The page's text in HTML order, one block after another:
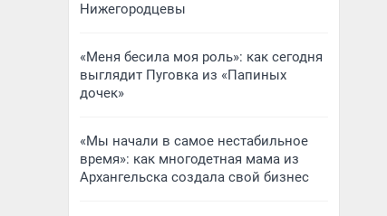
Нижегородцевы
«Меня бесила моя роль»: как сегодня
выглядит Пуговка из «Папиных
дочек»
«Мы начали в самое нестабильное
время»: как многодетная мама из
Архангельска создала свой бизнес